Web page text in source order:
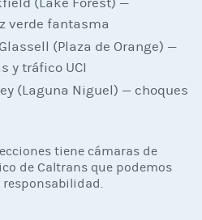
verde fantasma
(Plaza de Orange) —
y tráfico UCI
(Laguna Niguel) — choques
tiene cámaras de
de Caltrans que podemos